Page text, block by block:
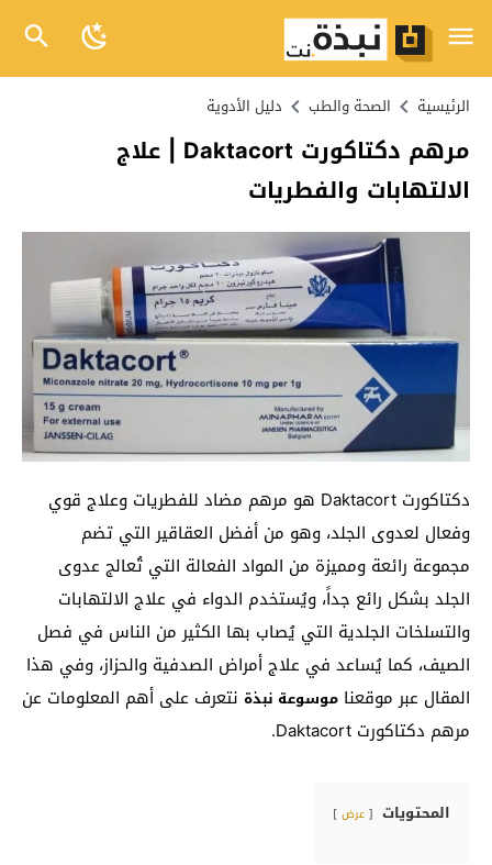
الرئيسية الصحة والطب دليل الأدوية
مرهم دكتاكورت Daktacort | علاج
الالتهابات والفطريات
دكتاكورت Daktacort هو مرهم مضاد للفطريات وعلاج قوي
وفعال لعدوى الجلد، وهو من أفضل العقاقير التي تضم
مجموعة رائعة ومميزة من المواد الفعالة التي تُعالج عدوى
الجلد بشكل رائع جداً، ويُستخدم الدواء في علاج الالتهابات
والتسلخات الجلدية التي يُصاب بها الكثير من الناس في فصل
الصيف، كما يُساعد في علاج أمراض الصدفية والحزاز، وفي هذا
المقال عبر موقعنا موسوعة نبذة نتعرف على أهم المعلومات عن
مرهم دكتاكورت Daktacort.
المحتويات عرض